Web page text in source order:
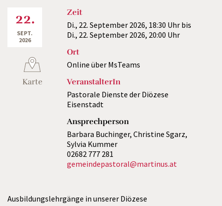
22.
SEPT.
2026
Karte
Zeit
Di., 22. September 2026, 18:30 Uhr bis
Di., 22. September 2026, 20:00 Uhr
Ort
Online über MsTeams
VeranstalterIn
Pastorale Dienste der Diözese
Eisenstadt
Ansprechperson
Barbara Buchinger, Christine Sgarz,
Sylvia Kummer
02682 777 281
gemeindepastoral@martinus.at
Ausbildungslehrgänge in unserer Diözese